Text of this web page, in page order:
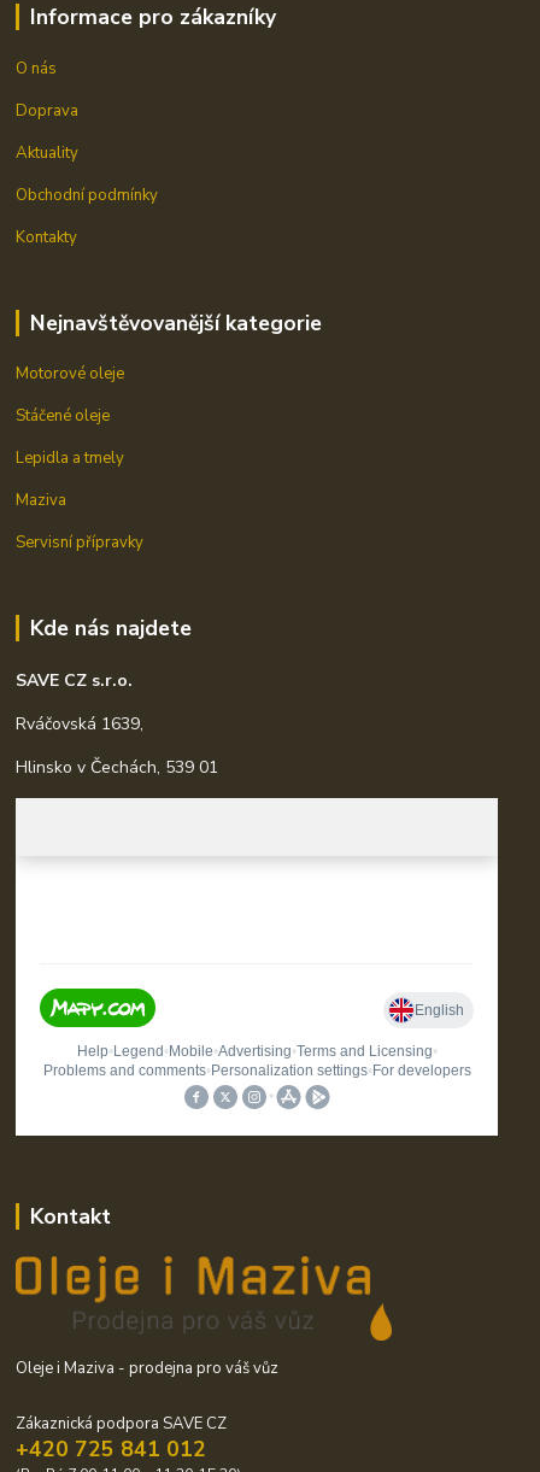
Informace pro zákazníky
O nás
Doprava
Aktuality
Obchodní podmínky
Kontakty
Nejnavštěvovanější kategorie
Motorové oleje
Stáčené oleje
Lepidla a tmely
Maziva
Servisní přípravky
Kde nás najdete
SAVE CZ s.r.o.
Rváčovská 1639,
Hlinsko v Čechách, 539 01
Kontakt
Oleje i Maziva - prodejna pro váš vůz
Zákaznická podpora SAVE CZ
+420 725 841 012